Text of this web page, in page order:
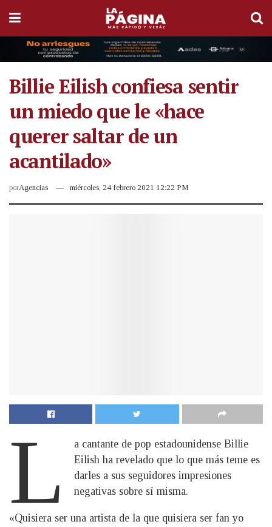
Billie Eilish confiesa sentir
un miedo que le «hace
querer saltar de un
acantilado»
porAgencias miércoles, 24 febrero 2021 12:22 PM
L
a cantante de pop estadounidense Billie
Eilish ha revelado que lo que más teme es
darles a sus seguidores impresiones
negativas sobre sí misma.
«Quisiera ser una artista de la que quisiera ser fan yo